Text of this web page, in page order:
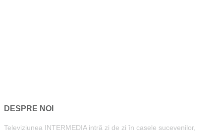
DESPRE NOI
Televiziunea INTERMEDIA intră zi de zi în casele sucevenilor,